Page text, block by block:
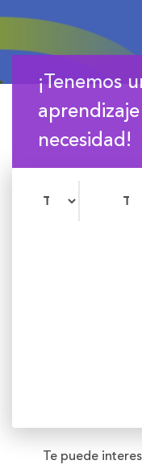
¡Tenemos
necesidad!
Te puede